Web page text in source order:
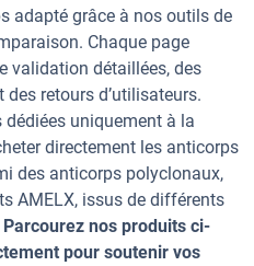
adapté grâce à nos outils de
Chaque page
validation détaillées, des
retours d’utilisateurs.
uniquement à la
directement les anticorps
des anticorps polyclonaux,
AMELX, issus de différents
Parcourez nos produits ci-
pour soutenir vos